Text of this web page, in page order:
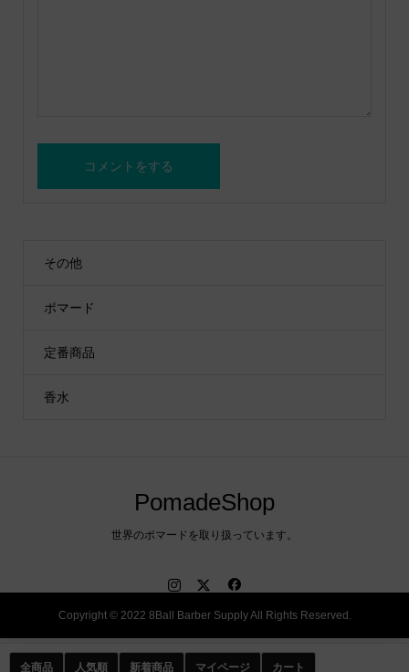
その他
ポマード
定番商品
香水
PomadeShop
世界のポマードを取り扱っています。
Copyright © 2022 8Ball Barber Supply All Rights Reserved.
全商品 人気順 新着商品 マイページ カート